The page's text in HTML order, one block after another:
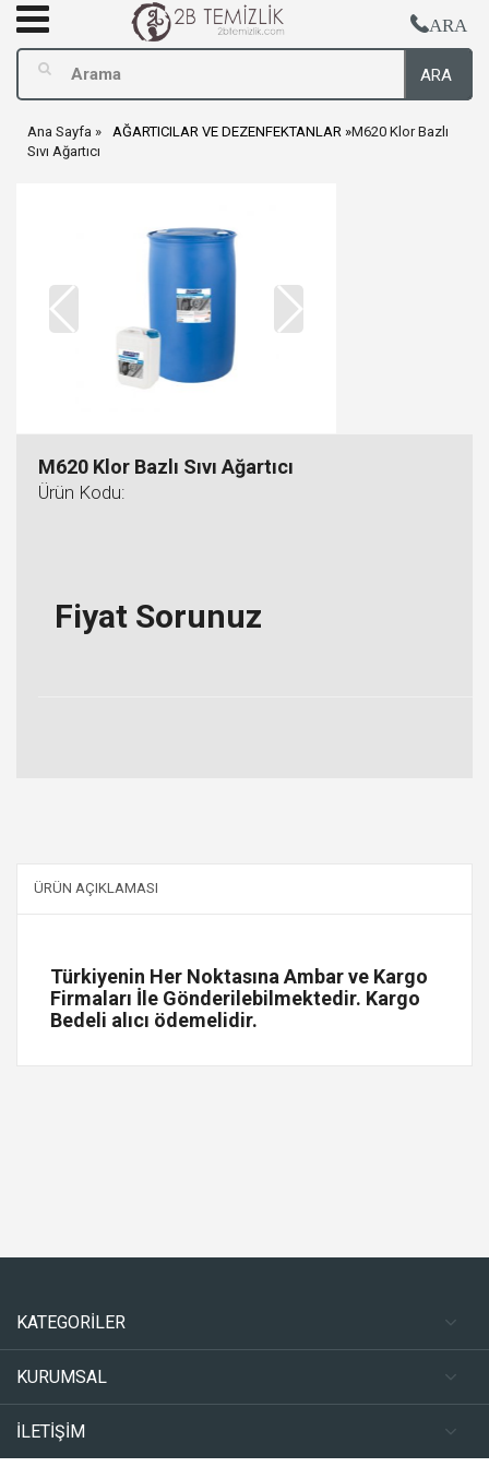
ARA
ARA
Ana Sayfa AĞARTICILAR VE DEZENFEKTANLAR M620 Klor Bazlı
Sıvı Ağartıcı
M620 Klor Bazlı Sıvı Ağartıcı
Ürün Kodu:
Fiyat Sorunuz
ÜRÜN AÇIKLAMASI
Türkiyenin Her Noktasına Ambar ve Kargo
Firmaları İle Gönderilebilmektedir. Kargo
Bedeli alıcı ödemelidir.
KATEGORİLER
KURUMSAL
İLETİŞİM